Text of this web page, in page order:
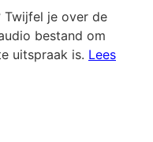
Twijfel je over de
bestand om
uitspraak is. Lees